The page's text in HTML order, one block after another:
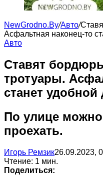
NewGrodno.By/Авто/
Асфальтная наконец-то
Авто
Ставят
тротуары.
станет
По улице
проехать.
Игорь Ремзик26.09.2023,
Чтение: 1 мин.
Поделиться: